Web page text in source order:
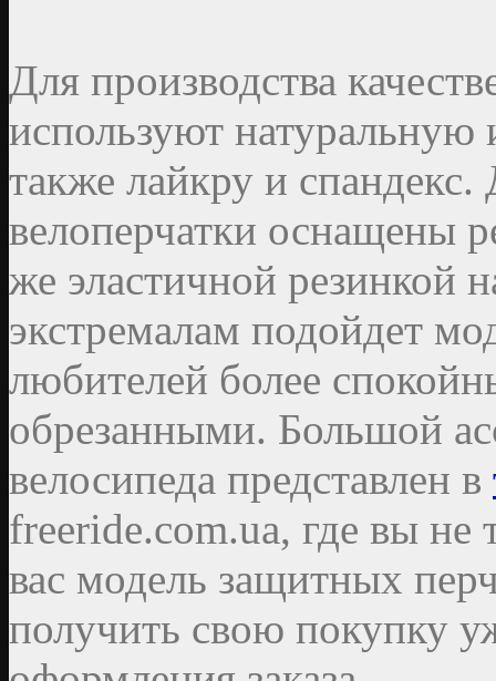
Для производства
используют натуральную
также лайкру и
велоперчатки оснащены
же эластичной резинкой
экстремалам подойдет
любителей более
обрезанными. Большой
велосипеда представлен в
freeride.com.ua, где вы не
вас модель защитных
получить свою покупку